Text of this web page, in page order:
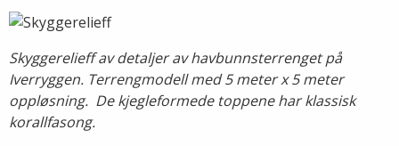
Skyggerelieff av detaljer av havbunnsterrenget på
Iverryggen. Terrengmodell med 5 meter x 5 meter
oppløsning. De kjegleformede toppene har klassisk
korallfasong.